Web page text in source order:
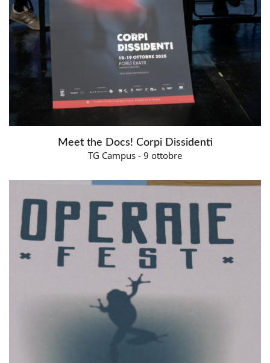
Meet the Docs! Corpi Dissidenti
TG Campus - 9 ottobre